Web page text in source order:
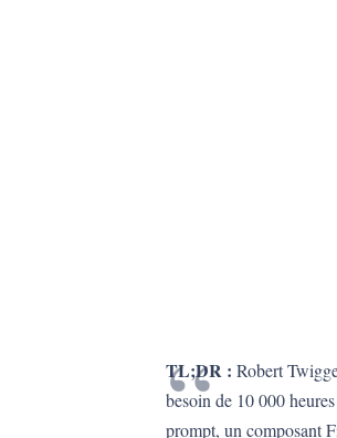
TL;DR : Robert
besoin de 10 000
prompt, un composant